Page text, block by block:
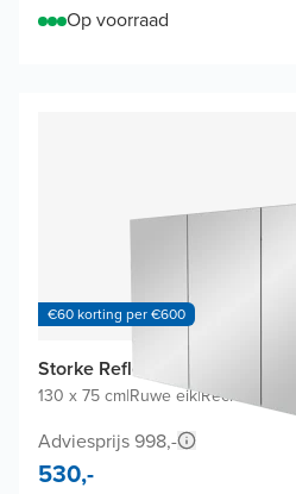
Op voorraad
€60 korting per €600
Storke Reflecta spiegelkast
130 x 75 cm|Ruwe eik|Rechthoekig
Adviesprijs 998,-
530,-